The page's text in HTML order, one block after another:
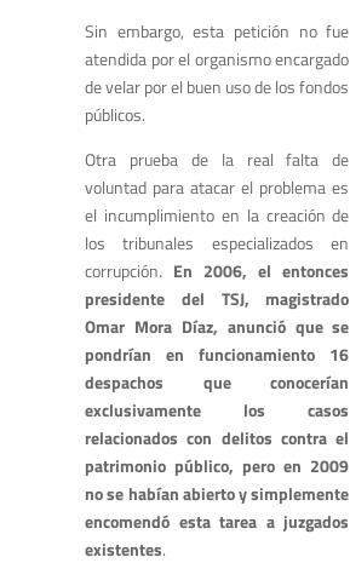
Sin embargo, esta petición no fue
atendida por el organismo encargado
de velar por el buen uso de los fondos
públicos.
Otra prueba de la real falta de
voluntad para atacar el problema es
el incumplimiento en la creación de
los tribunales especializados en
corrupción. En 2006, el entonces
presidente del TSJ, magistrado
Omar Mora Díaz, anunció que se
pondrían en funcionamiento 16
despachos que conocerían
exclusivamente los casos
relacionados con delitos contra el
patrimonio público, pero en 2009
no se habían abierto y simplemente
encomendó esta tarea a juzgados
existentes.